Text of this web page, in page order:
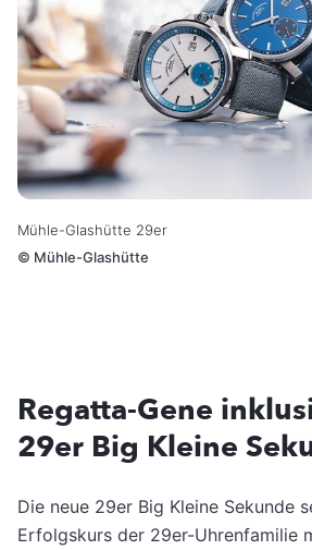
Mühle-Glashütte 29er
© Mühle-Glashütte
Regatta-Gene
29er Big Kleine
Die neue 29er Big Kleine Sekunde
Erfolgskurs der 29er-Uhrenfamilie